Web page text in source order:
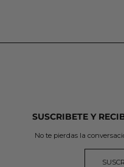
SUSCRIBETE Y
No te pierdas la